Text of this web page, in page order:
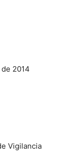
2014
Vigilancia